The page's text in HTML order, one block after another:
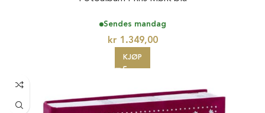
Sendes mandag
kr 1.349,00
KJØP